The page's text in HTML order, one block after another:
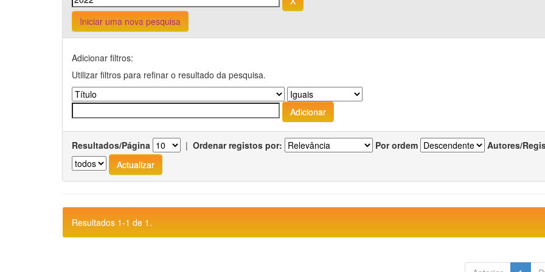
Iniciar uma nova pesquisa
Adicionar filtros:
Utilizar filtros para refinar o resultado da pesquisa.
Resultados/Página | Ordenar registos por: Por ordem Autores/
Resultados 1-1 de 1.